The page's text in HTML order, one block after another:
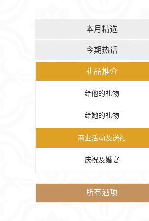
本月精选
今期热话
礼品推介
给他的礼物
给她的礼物
商业活动及送礼
庆祝及婚宴
所有酒项